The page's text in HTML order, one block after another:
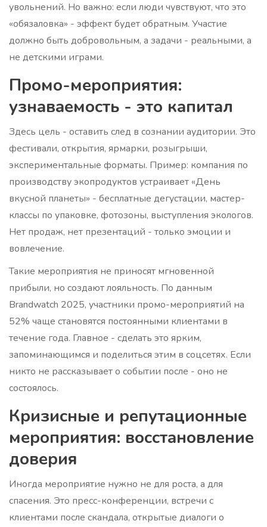
увольнений. Но важно: если люди чувствуют, что это
«обязаловка» - эффект будет обратным. Участие
должно быть добровольным, а задачи - реальными, а
не детскими играми.
Промо-мероприятия:
узнаваемость - это капитал
Здесь цель - оставить след в сознании аудитории. Это
фестивали, открытия, ярмарки, розыгрыши,
экспериментальные форматы. Пример: компания по
производству экопродуктов устраивает «День
вкусной планеты» - бесплатные дегустации, мастер-
классы по упаковке, фотозоны, выступления экологов.
Нет продаж, нет презентаций - только эмоции и
вовлечение.
Такие мероприятия не приносят мгновенной
прибыли, но создают лояльность. По данным
Brandwatch 2025, участники промо-мероприятий на
52% чаще становятся постоянными клиентами в
течение года. Главное - сделать это ярким,
запоминающимся и поделиться этим в соцсетях. Если
никто не рассказывает о событии после - оно не
состоялось.
Кризисные и репутационные
мероприятия: восстановление
доверия
Иногда мероприятие нужно не для роста, а для
спасения. Это пресс-конференции, встречи с
клиентами после скандала, открытые диалоги о